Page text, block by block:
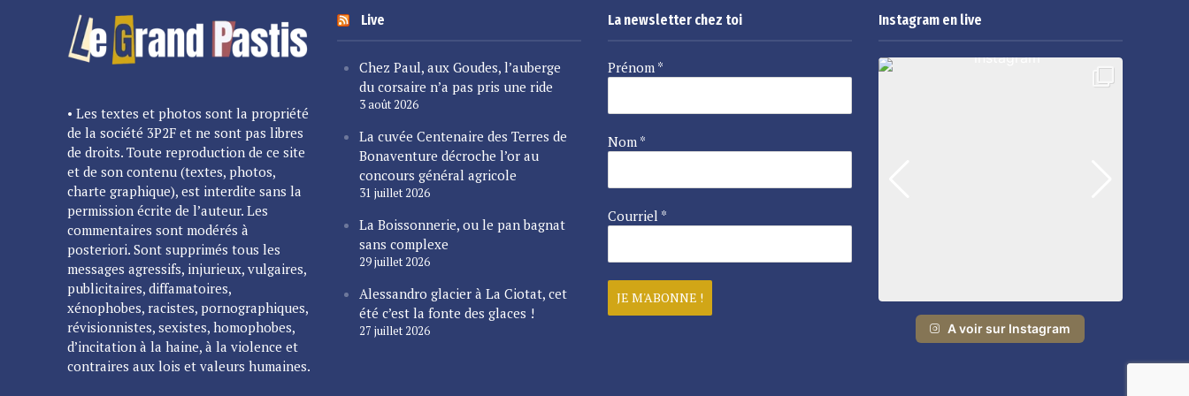
• Les textes et photos sont la propriété
de la société 3P2F et ne sont pas libres
de droits. Toute reproduction de ce site
et de son contenu (textes, photos,
charte graphique), est interdite sans la
permission écrite de l’auteur. Les
commentaires sont modérés à
posteriori. Sont supprimés tous les
messages agressifs, injurieux, vulgaires,
publicitaires, diffamatoires,
xénophobes, racistes, pornographiques,
révisionnistes, sexistes, homophobes,
d’incitation à la haine, à la violence et
contraires aux lois et valeurs humaines.
Live
Chez Paul, aux Goudes, l’auberge
du corsaire n’a pas pris une ride
3 août 2026
La cuvée Centenaire des Terres de
Bonaventure décroche l’or au
concours général agricole
31 juillet 2026
La Boissonnerie, ou le pan bagnat
sans complexe
29 juillet 2026
Alessandro glacier à La Ciotat, cet
été c’est la fonte des glaces !
27 juillet 2026
La newsletter chez toi
Prénom *
Nom *
Courriel *
Instagram en live
A voir sur Instagram